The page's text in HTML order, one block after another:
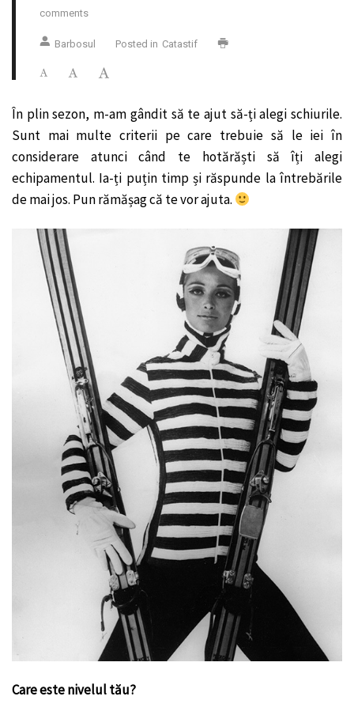
comments
Barbosul Posted in Catastif
În plin sezon, m-am gândit să te ajut să-ți alegi schiurile.
Sunt mai multe criterii pe care trebuie să le iei în
considerare atunci când te hotărăști să îți alegi
echipamentul. Ia-ți puțin timp și răspunde la întrebările
de mai jos. Pun rămășag că te vor ajuta.
Care este nivelul tău?